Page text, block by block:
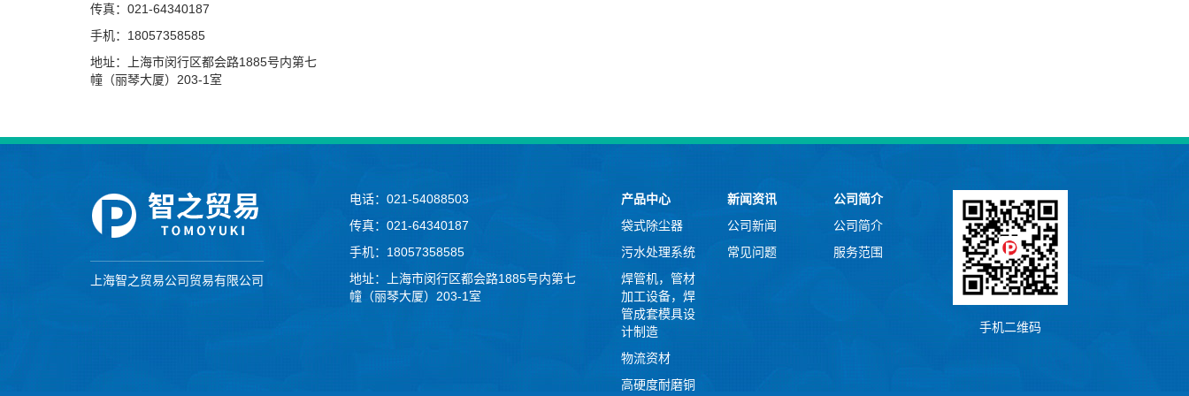
传真：021-64340187
手机：18057358585
地址：上海市闵行区都会路1885号内第七
幢（丽琴大厦）203-1室
上海智之贸易公司贸易有限公司
电话：021-54088503
传真：021-64340187
手机：18057358585
地址：上海市闵行区都会路1885号内第七
幢（丽琴大厦）203-1室
产品中心
袋式除尘器
污水处理系统
焊管机，管材
加工设备，焊
管成套模具设
计制造
物流资材
高硬度耐磨铜
新闻资讯
公司新闻
常见问题
公司简介
公司简介
服务范围
手机二维码